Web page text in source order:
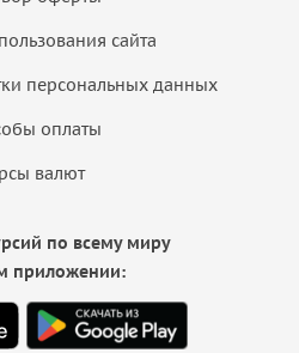
сайта
персональных данных
оплаты
валют
по всему миру
приложении: